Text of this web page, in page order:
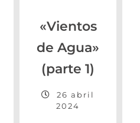
«Vientos
de Agua»
(parte 1)
26 abril
2024